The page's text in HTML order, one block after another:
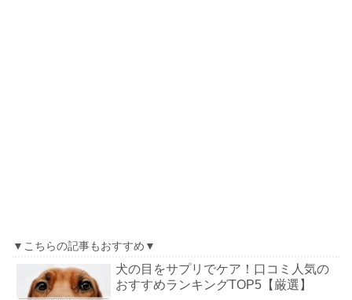
▼こちらの記事もおすすめ▼
犬の目をサプリでケア！口コミ人気の
おすすめランキングTOP5【厳選】